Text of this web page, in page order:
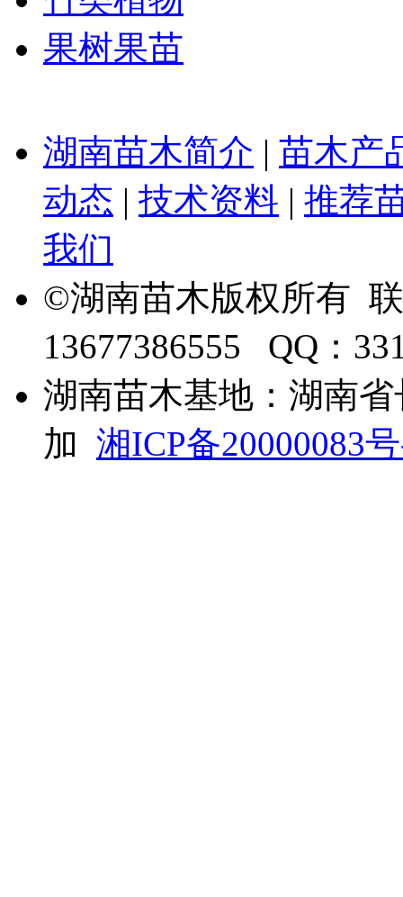
果树果苗
湖南苗木简介 | 苗木产
动态 | 技术资料 | 推荐
我们
©湖南苗木版权所有
13677386555 QQ：
湖南苗木基地：湖南
加 湘ICP备20000083